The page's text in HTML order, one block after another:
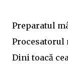
Preparatul
Procesatorul
Dini toacă